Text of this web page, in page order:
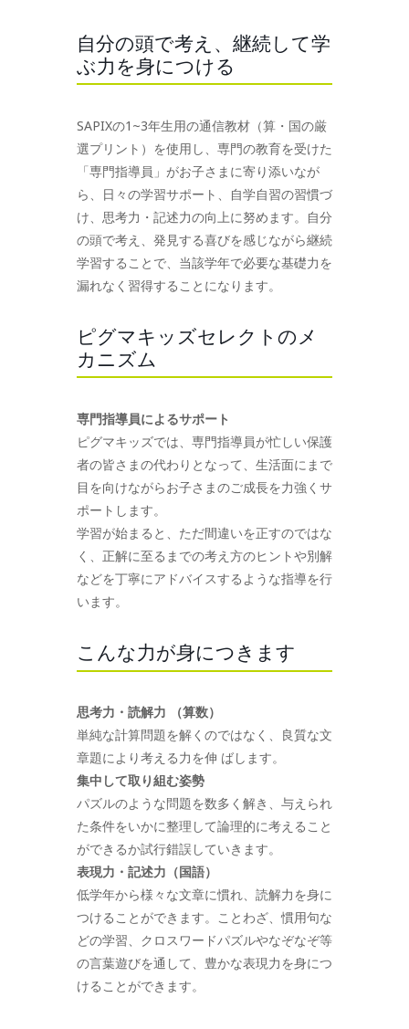
自分の頭で考え、継続して学
ぶ力を身につける
SAPIXの1~3年生用の通信教材（算・国の厳
選プリント）を使用し、専門の教育を受けた
「専門指導員」がお子さまに寄り添いなが
ら、日々の学習サポート、自学自習の習慣づ
け、思考力・記述力の向上に努めます。自分
の頭で考え、発見する喜びを感じながら継続
学習することで、当該学年で必要な基礎力を
漏れなく習得することになります。
ピグマキッズセレクトのメ
カニズム
専門指導員によるサポート
ピグマキッズでは、専門指導員が忙しい保護
者の皆さまの代わりとなって、生活面にまで
目を向けながらお子さまのご成長を力強くサ
ポートします。
学習が始まると、ただ間違いを正すのではな
く、正解に至るまでの考え方のヒントや別解
などを丁寧にアドバイスするような指導を行
います。
こんな力が身につきます
思考力・読解力 （算数）
単純な計算問題を解くのではなく、良質な文
章題により考える力を伸 ばします。
集中して取り組む姿勢
パズルのような問題を数多く解き、与えられ
た条件をいかに整理して論理的に考えること
ができるか試行錯誤していきます。
表現力・記述力（国語）
低学年から様々な文章に慣れ、読解力を身に
つけることができます。ことわざ、慣用句な
どの学習、クロスワードパズルやなぞなぞ等
の言葉遊びを通して、豊かな表現力を身につ
けることができます。